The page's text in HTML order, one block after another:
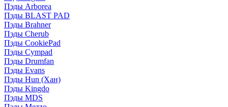
Пэды Arborea
Пэды BLAST PAD
Пэды Brahner
Пэды Cherub
Пэды CookiePad
Пэды Cympad
Пэды Drumfan
Пэды Evans
Пэды Hun (Хан)
Пэды Kingdo
Пэды MDS